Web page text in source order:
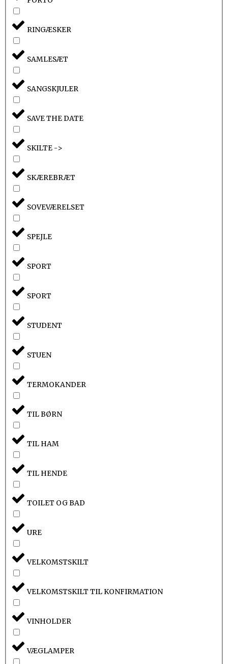
RINGÆSKER
SAMLESÆT
SANGSKJULER
SAVE THE DATE
SKILTE ->
SKÆREBRÆT
SOVEVÆRELSET
SPEJLE
SPORT
SPORT
STUDENT
STUEN
TERMOKANDER
TIL BØRN
TIL HAM
TIL HENDE
TOILET OG BAD
URE
VELKOMSTSKILT
VELKOMSTSKILT TIL KONFIRMATION
VINHOLDER
VÆGLAMPER